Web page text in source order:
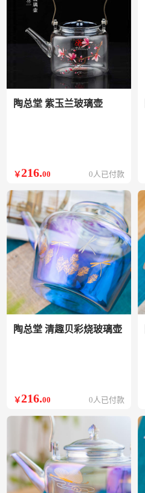
陶总堂 紫玉兰玻璃壶
￥216.00 0人已付款
陶总堂 清趣贝彩烧玻璃壶
￥216.00 0人已付款